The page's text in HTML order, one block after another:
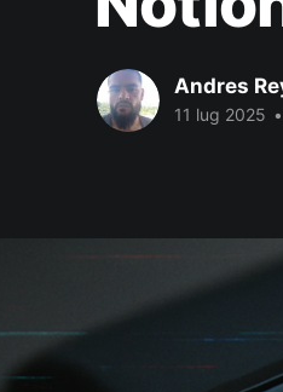
Andres
11 lug 2025 •